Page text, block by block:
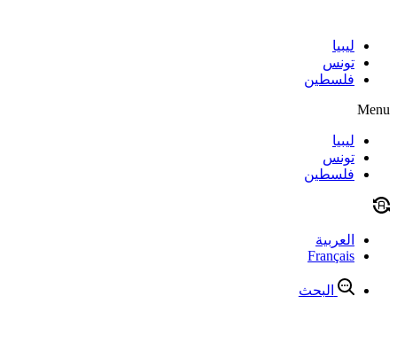
contentليبيا
تونس
فلسطين
Menu
ليبيا
تونس
فلسطين
العربية
Français
البحث